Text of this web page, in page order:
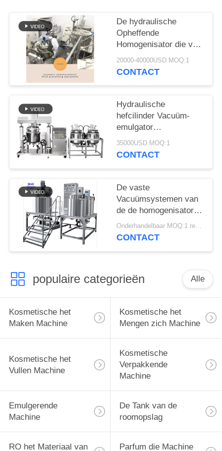
PRIVACY
POLICY
De hydraulische
Opheffende
Homogenisator die van
de de
Shampooemulgator van
Uw
Schoonheidsmiddelen
20000-40000USD MOQ:1
CONTACT
Hydraulische
hefcilinder Vacuüm-
emulgator
Homogenisator voor
homogeen mengsel
35000USD MOQ:1
CONTACT
De vaste
Vacuümsystemen van
de de homogenisator
Elektrocontrole van de
Homogenisator
Onderhandelbaar MOQ:1 reeks
CONTACT
populaire categorieën Alle
Kosmetische het
Maken Machine
Kosmetische het
Mengen zich Machine
Kosmetische het
Vullen Machine
Kosmetische
Verpakkende
Machine
Emulgerende
Machine
De Tank van de
roomopslag
RO het Materiaal van Parfum die Machine